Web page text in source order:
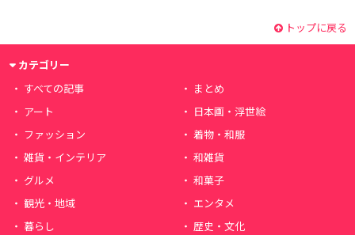
トップに戻る
カテゴリー
すべての記事
まとめ
アート
日本画・浮世絵
ファッション
着物・和服
雑貨・インテリア
和雑貨
グルメ
和菓子
観光・地域
エンタメ
暮らし
歴史・文化